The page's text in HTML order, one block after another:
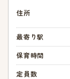
住所
最寄り駅
保育時間
定員数